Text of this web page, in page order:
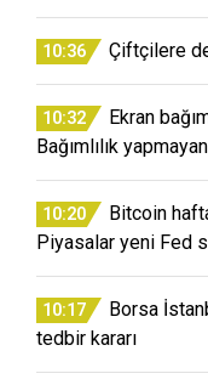
10:36 Çiftçilere
10:32
Ekran
Bağımlılık
10:20
Bitcoin
Piyasalar yeni Fed
10:17
Borsa
tedbir kararı